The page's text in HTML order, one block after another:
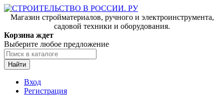
Магазин стройматериалов, ручного и электроинструмента,
садовой техники и оборудования.
Корзина ждет
Выберите любое предложение
Найти
Вход
Регистрация